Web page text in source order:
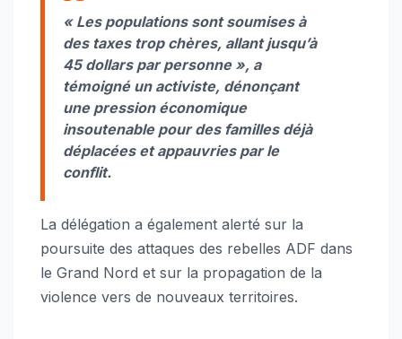
« Les populations sont soumises à
des taxes trop chères, allant jusqu’à
45 dollars par personne », a
témoigné un activiste, dénonçant
une pression économique
insoutenable pour des familles déjà
déplacées et appauvries par le
conflit.
La délégation a également alerté sur la
poursuite des attaques des rebelles ADF dans
le Grand Nord et sur la propagation de la
violence vers de nouveaux territoires.